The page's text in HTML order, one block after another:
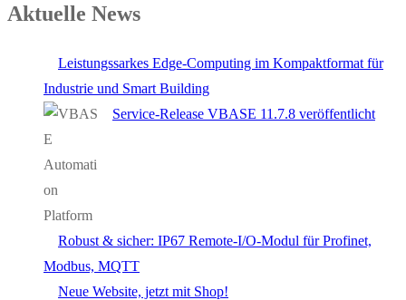
Aktuelle News
Leistungssarkes Edge-Computing im Kompaktformat für
Industrie und Smart Building
Service-Release VBASE 11.7.8 veröffentlicht
Robust & sicher: IP67 Remote-I/O-Modul für Profinet,
Modbus, MQTT
Neue Website, jetzt mit Shop!